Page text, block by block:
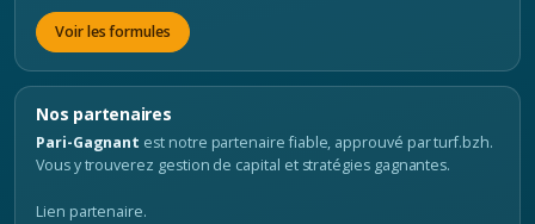
Voir les formules
Nos partenaires
Pari-Gagnant est notre partenaire fiable, approuvé par turf.bzh.
Vous y trouverez gestion de capital et stratégies gagnantes.
Lien partenaire.